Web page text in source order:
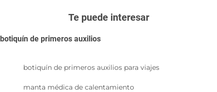
Te puede interesar
botiquín de primeros auxilios
botiquín de primeros auxilios para viajes
manta médica de calentamiento